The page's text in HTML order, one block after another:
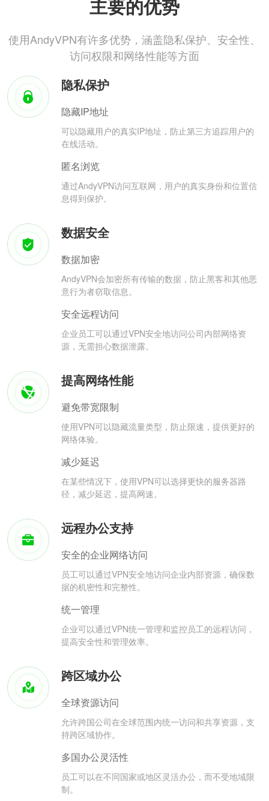
主要的优势
使用AndyVPN有许多优势，涵盖隐私保护、安全性、
访问权限和网络性能等方面
隐私保护
隐藏IP地址
可以隐藏用户的真实IP地址，防止第三方追踪用户的
在线活动。
匿名浏览
通过AndyVPN访问互联网，用户的真实身份和位置信
息得到保护。
数据安全
数据加密
AndyVPN会加密所有传输的数据，防止黑客和其他恶
意行为者窃取信息。
安全远程访问
企业员工可以通过VPN安全地访问公司内部网络资
源，无需担心数据泄露。
提高网络性能
避免带宽限制
使用VPN可以隐藏流量类型，防止限速，提供更好的
网络体验。
减少延迟
在某些情况下，使用VPN可以选择更快的服务器路
径，减少延迟，提高网速。
远程办公支持
安全的企业网络访问
员工可以通过VPN安全地访问企业内部资源，确保数
据的机密性和完整性。
统一管理
企业可以通过VPN统一管理和监控员工的远程访问，
提高安全性和管理效率。
跨区域办公
全球资源访问
允许跨国公司在全球范围内统一访问和共享资源，支
持跨区域协作。
多国办公灵活性
员工可以在不同国家或地区灵活办公，而不受地域限
制。